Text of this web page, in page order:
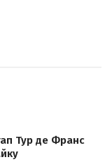
Тур де Франс